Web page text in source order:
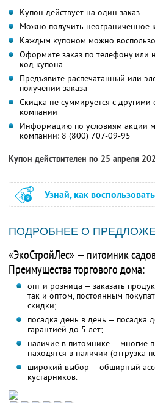
Купон действует на один заказ
Можно получить неограниченное
Каждым купоном можно
Оформите заказ по телефону или
код купона
Предъявите распечатанный или
получении заказа
Скидка не суммируется с
компании
Информацию по условиям акции
компании: 8 (800) 707-09-95
Купон действителен по 25 апреля
Узнай, как
ПОДРОБНЕЕ О
«ЭкоСтройЛес» — питомник
Преимущества торгового дома:
опт и розница — заказать
так и оптом, постоянным
скидки;
посадка день в день — посадка
гарантией до 5 лет;
наличие в питомнике — многие
находятся в наличии (отгрузка
широкий выбор — обширный
кустарников.